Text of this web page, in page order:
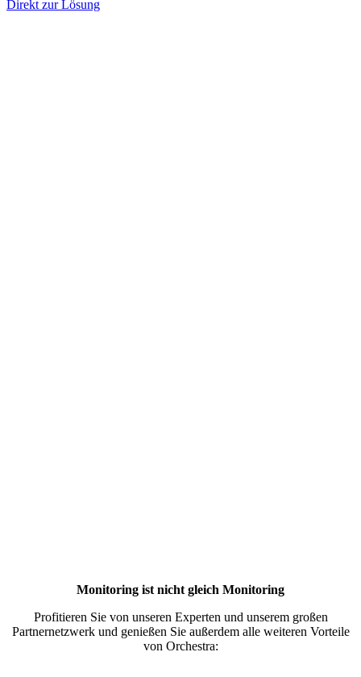
Direkt zur Lösung
Monitoring ist nicht gleich Monitoring
Profitieren Sie von unseren Experten und unserem großen
Partnernetzwerk und genießen Sie außerdem alle weiteren Vorteile
von Orchestra: